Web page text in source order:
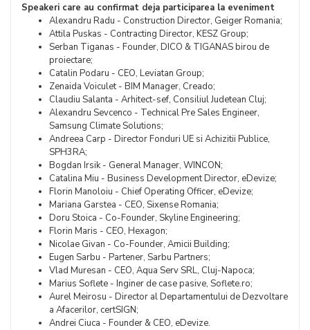
Speakeri care au confirmat deja participarea la eveniment
Alexandru Radu - Construction Director, Geiger Romania;
Attila Puskas - Contracting Director, KESZ Group;
Serban Tiganas - Founder, DICO & TIGANAS birou de
proiectare;
Catalin Podaru - CEO, Leviatan Group;
Zenaida Voiculet - BIM Manager, Creado;
Claudiu Salanta - Arhitect-sef, Consiliul Judetean Cluj;
Alexandru Sevcenco - Technical Pre Sales Engineer,
Samsung Climate Solutions;
Andreea Carp - Director Fonduri UE si Achizitii Publice,
SPH3RA;
Bogdan Irsik - General Manager, WINCON;
Catalina Miu - Business Development Director, eDevize;
Florin Manoloiu - Chief Operating Officer, eDevize;
Mariana Garstea - CEO, Sixense Romania;
Doru Stoica - Co-Founder, Skyline Engineering;
Florin Maris - CEO, Hexagon;
Nicolae Givan - Co-Founder, Amicii Building;
Eugen Sarbu - Partener, Sarbu Partners;
Vlad Muresan - CEO, Aqua Serv SRL, Cluj-Napoca;
Marius Soflete - Inginer de case pasive, Soflete.ro;
Aurel Meirosu - Director al Departamentului de Dezvoltare
a Afacerilor, certSIGN;
Andrei Ciuca - Founder & CEO, eDevize.